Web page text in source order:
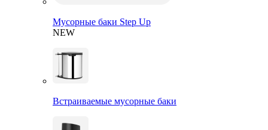
Мусорные баки Step Up
NEW
Встраиваемые мусорные баки